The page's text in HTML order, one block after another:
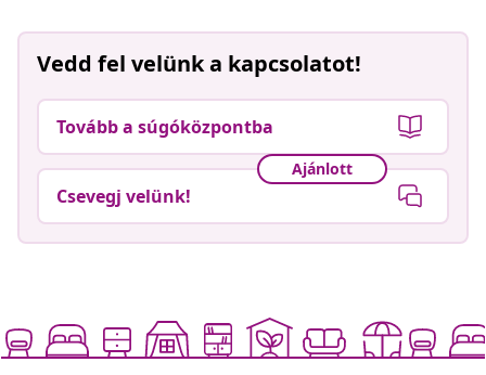
Vedd fel velünk a kapcsolatot!
Tovább a súgóközpontba
Ajánlott
Csevegj velünk!